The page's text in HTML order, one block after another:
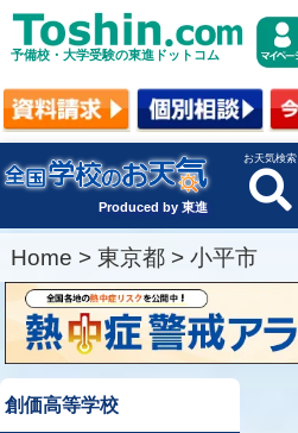
予備校・大学受験の東進ドットコム
Produced by 東進
お天気検索
Home > 東京都 > 小平市
創価高等学校